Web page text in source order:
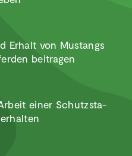
Erhalt von Mustangs
beitragen
einer Schutz­sta­